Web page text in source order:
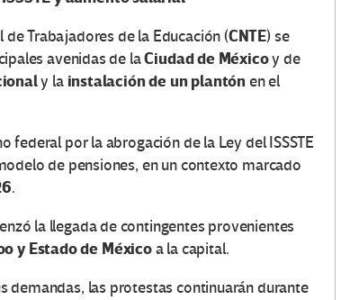
Trabajadores de la Educación (CNTE) se
avenidas de laCiudad de Méxicoy de
y la instalación de un plantón en el
federal por la abrogación de la Ley del ISSSTE
de pensiones, en un contexto marcado
.
la llegada de contingentes provenientes
y Estado de Méxicoa la capital.
demandas, las protestas continuarán durante